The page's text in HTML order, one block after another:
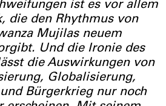
ist es vor allem
die den Rhythmus von
Mujilas neuem
Und die Ironie des
die Auswirkungen von
Globalisierung,
Bürgerkrieg nur noch